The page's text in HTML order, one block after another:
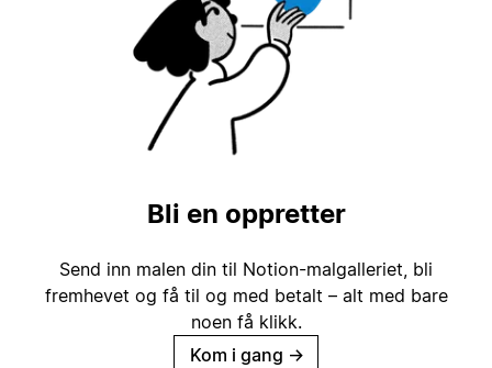
Bli en oppretter
Send inn malen din til Notion-malgalleriet, bli
fremhevet og få til og med betalt – alt med bare
noen få klikk.
Kom i gang →